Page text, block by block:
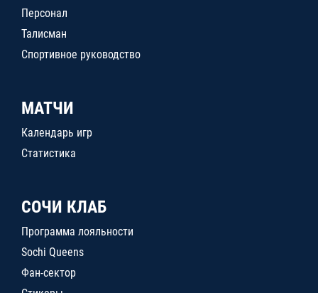
Персонал
Талисман
Спортивное руководство
МАТЧИ
Календарь игр
Статистика
СОЧИ КЛАБ
Программа лояльности
Sochi Queens
Фан-сектор